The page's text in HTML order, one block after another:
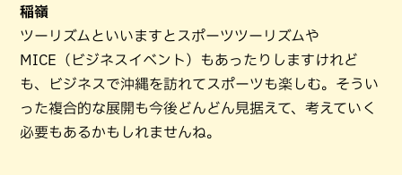
稲嶺
ツーリズムといいますとスポーツツーリズムや
MICE（ビジネスイベント）もあったりしますけれど
も、ビジネスで沖縄を訪れてスポーツも楽しむ。そうい
った複合的な展開も今後どんどん見据えて、考えていく
必要もあるかもしれませんね。